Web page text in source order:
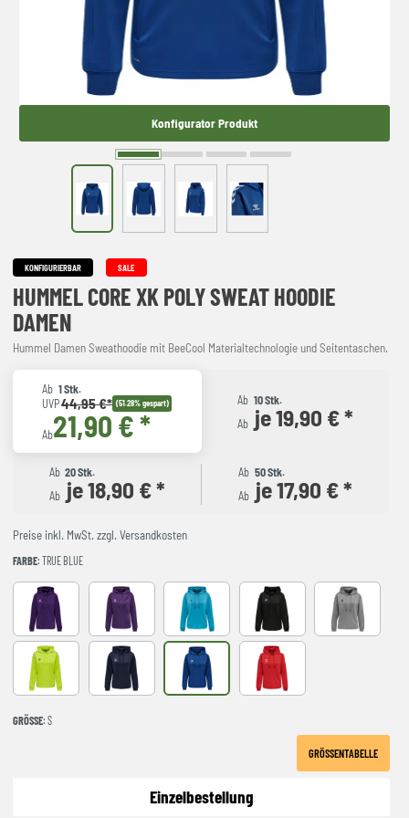
Konfigurator Produkt
KONFIGURIERBAR SALE
HUMMEL CORE XK POLY SWEAT HOODIE
DAMEN
Hummel Damen Sweathoodie mit BeeCool Materialtechnologie und Seitentaschen.
Ab 1 Stk.
UVP44,95 €* (51.28% gespart)
Ab21,90 € *
Ab 10 Stk.
Ab je 19,90 € *
Ab 20 Stk.
Ab je 18,90 € *
Ab 50 Stk.
Ab je 17,90 € *
Preise inkl. MwSt. zzgl. Versandkosten
FARBE: TRUE BLUE
ACAI ACAI/WHITE BLUE DANUBE Black Grey melange
LIME POPSICLE marine TRUE BLUE TRUE RED
GRÖSSE : S
GRÖSSENTABELLE
Einzelbestellung